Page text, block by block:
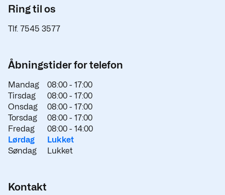
Ring til os
Tlf. 7545 3577
Åbningstider for telefon
Mandag 08:00 - 17:00
Tirsdag
08:00 - 17:00
Onsdag
08:00 - 17:00
Torsdag
08:00 - 17:00
Fredag
08:00 - 14:00
Lørdag
Lukket
Søndag
Lukket
Kontakt